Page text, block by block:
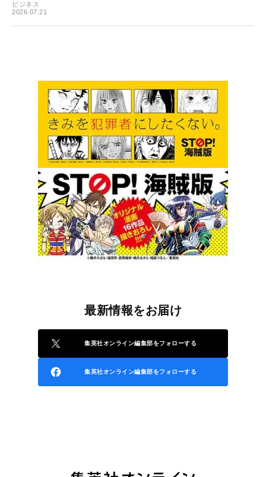
ビジネス
2026.07.21
最新情報をお届け
集英社オンライン編集部をフォローする
集英社オンライン編集部をフォローする